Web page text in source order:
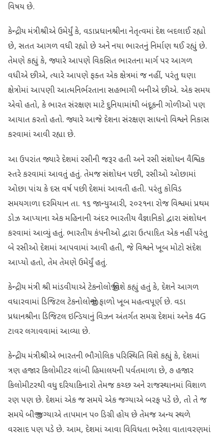
વિષય છે.
કેન્દ્રીય મંત્રીશ્રીએ ઉમેર્યું કે, વડાપ્રધાનશ્રીના નેતૃત્વમાં દેશ બદલાઈ રહ્યો
છે, સતત આગળ વધી રહ્યો છે અને નયા ભારતનું નિર્માણ થ‌ઈ રહ્યું છે.
તેમણે કહ્યું કે, જ્યારે આપણે વિકસિત ભારતના માર્ગ પર આગળ
વધીએ છીએ, ત્યારે આપણે ફક્ત એક ક્ષેત્રમાં જ નહીં, પરંતુ ઘણા
ક્ષેત્રોમાં આપણી આત્મનિર્ભરતાના સહભાગી બનીએ છીએ. એક સમય
એવો હતો, કે ભારત સંરક્ષણ માટે દુનિયામાંથી બંદૂકની ગોળીઓ પણ
આયાત કરતો હતો. જ્યારે આજે દેશના સંરક્ષણ સાધનો વિશ્વને નિકાસ
કરવામાં આવી રહ્યા છે.
આ ઉપરાંત જ્યારે દેશમાં રસીની જરૂર હતી અને રસી સંશોધન વૈશ્વિક
સ્તરે કરવામાં આવતું હતું. તેમજ સંશોધન પછી, રસીઓ ઓછામાં
ઓછા પાંચ કે દસ વર્ષ પછી દેશમાં આવતી હતી. પરંતુ કોવિડ
સમયગાળા દરમિયાન તા. ૧૬ જાન્યુઆરી, ૨૦૨૧ના રોજ વિશ્વમાં પ્રથમ
ડોઝ આપ્યાના એક મહિનાની અંદર ભારતીય વૈજ્ઞાનિકો દ્વારા સંશોધન
કરવામાં આવ્યું હતું. ભારતીય કંપનીઓ દ્વારા ઉત્પાદિત એક નહીં પરંતુ
બે રસીઓ દેશમાં આપવામાં આવી હતી, જે વિશ્વને ખૂબ મોટો સંદેશ
આપ્યો હતો, તેમ તેમણે ઉમેર્યું હતું.
કેન્દ્રીય મંત્રી શ્રી માંડવીયાએ ટેકનોલોજી વિશે કહ્યું હતું કે, દેશને આગળ
વધારવામાં ડિજિટલ ટેકનોલોજીનો ફાળો ખૂબ મહત્વપૂર્ણ છે. વડા
પ્રધાનશ્રીના ડિજિટલ ઇન્ડિયાનું વિઝન અંતર્ગત સમગ્ર દેશમાં અનેક 4G
ટાવર લગાવવામાં આવ્યા છે.
કેન્દ્રીય મંત્રીશ્રીએ ભારતની ભૌગોલિક પરિસ્થિતિ વિશે કહ્યું કે, દેશમાં
ત્રણ હજાર કિલોમીટર લાંબી હિમાલયની પર્વતમાળા છે, ૭ હજાર
કિલોમીટરથી વધુ દરિયાકિનારો તેમજ કચ્છ અને રાજસ્થાનમાં વિશાળ
રણ પણ છે. દેશમાં એક જ સમયે એક જગ્યાએ બરફ પડે છે, તો તે જ
સમયે બીજી જગ્યાએ તાપમાન ૫૦ ડિગ્રી હોય છે તેમજ અન્ય સ્થળે
વરસાદ પણ પડે છે. આમ, દેશમાં આવા વિવિધતા ભરેલા વાતાવરણમાં